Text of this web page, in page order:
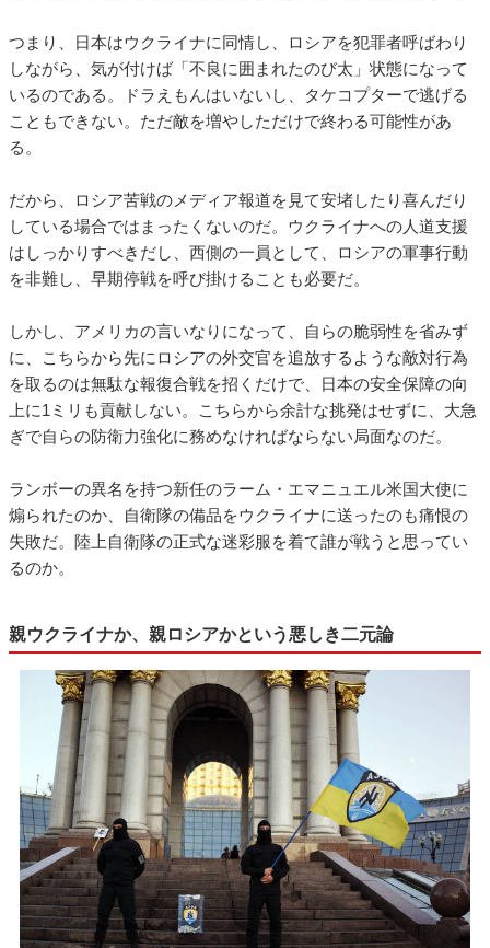
つまり、日本はウクライナに同情し、ロシアを犯罪者呼ばわり
しながら、気が付けば「不良に囲まれたのび太」状態になって
いるのである。ドラえもんはいないし、タケコプターで逃げる
こともできない。ただ敵を増やしただけで終わる可能性があ
る。
だから、ロシア苦戦のメディア報道を見て安堵したり喜んだり
している場合ではまったくないのだ。ウクライナへの人道支援
はしっかりすべきだし、西側の一員として、ロシアの軍事行動
を非難し、早期停戦を呼び掛けることも必要だ。
しかし、アメリカの言いなりになって、自らの脆弱性を省みず
に、こちらから先にロシアの外交官を追放するような敵対行為
を取るのは無駄な報復合戦を招くだけで、日本の安全保障の向
上に1ミリも貢献しない。こちらから余計な挑発はせずに、大急
ぎで自らの防衛力強化に務めなければならない局面なのだ。
ランボーの異名を持つ新任のラーム・エマニュエル米国大使に
煽られたのか、自衛隊の備品をウクライナに送ったのも痛恨の
失敗だ。陸上自衛隊の正式な迷彩服を着て誰が戦うと思ってい
るのか。
親ウクライナか、親ロシアかという悪しき二元論